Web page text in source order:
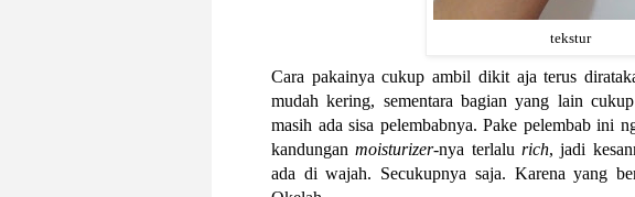
tekstur
Cara pakainya cukup ambil dikit aja terus
mudah kering, sementara bagian yang lain
masih ada sisa pelembabnya. Pake pelembab ini
kandunganmoisturizer-nya terlalurich, jadi
ada di wajah. Secukupnya saja. Karena yang